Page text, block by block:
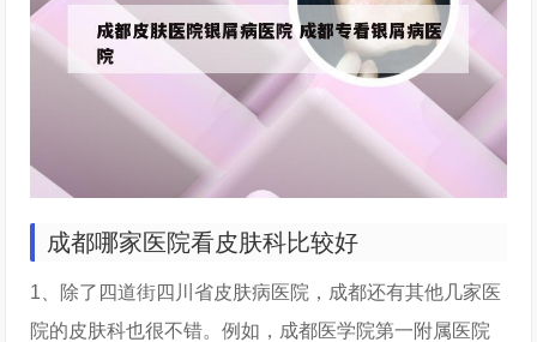
成都哪家医院看皮肤科比较好
1、除了四道街四川省皮肤病医院，成都还有其他几家医
院的皮肤科也很不错。例如，成都医学院第一附属医院